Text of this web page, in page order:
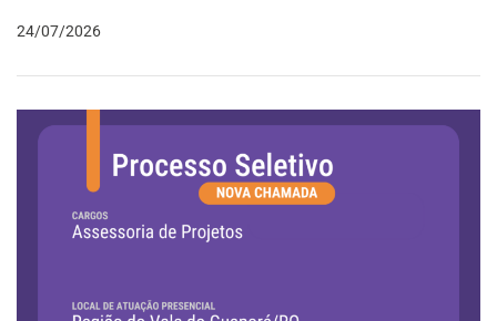
24/07/2026